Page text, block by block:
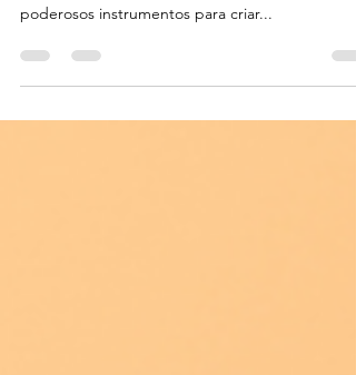
No cenário atual, as redes sociais não são apenas
poderosos instrumentos para criar...